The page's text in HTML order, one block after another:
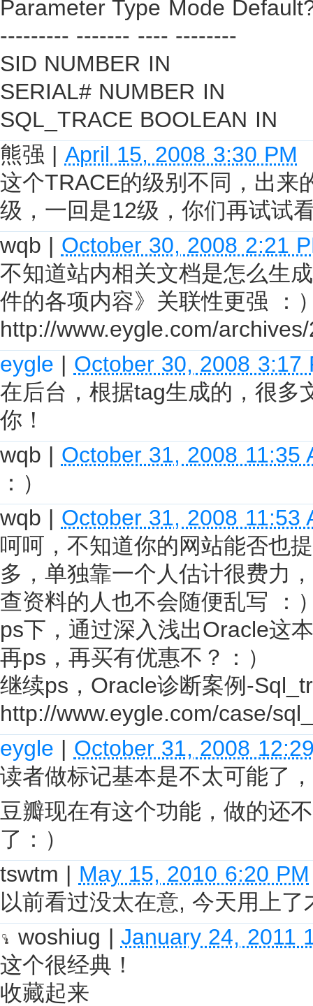
Parameter Type Mode
--------- ------- ---- --------
SID NUMBER IN
SERIAL# NUMBER IN
SQL_TRACE BOOLEAN IN
熊强 | April 15, 2008 3:30 PM
这个TRACE的级别不同，出来
级，一回是12级，你们再试试
wqb | October 30, 2008 2:21
不知道站内相关文档是怎么生
件的各项内容》关联性更强 ：
http://www.eygle.com/
eygle | October 30, 2008 3:17
在后台，根据tag生成的，很多
你！
wqb | October 31, 2008 11:35
：）
wqb | October 31, 2008 11:53
呵呵，不知道你的网站能否也
多，单独靠一个人估计很费力
查资料的人也不会随便乱写 ：
ps下，通过深入浅出Oracle这
再ps，再买有优惠不？：）
继续ps，Oracle诊断案例-
http://www.eygle.com/case/
eygle | October 31, 2008
读者做标记基本是不太可能了
豆瓣现在有这个功能，做的还
了：）
tswtm | May 15, 2010 6:20 PM
以前看过没太在意, 今天用上
woshiug | January 24, 2011
这个很经典！
收藏起来